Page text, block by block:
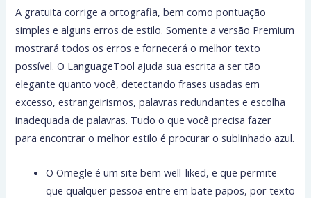
A gratuita corrige a ortografia, bem como pontuação
simples e alguns erros de estilo. Somente a versão Premium
mostrará todos os erros e fornecerá o melhor texto
possível. O LanguageTool ajuda sua escrita a ser tão
elegante quanto você, detectando frases usadas em
excesso, estrangeirismos, palavras redundantes e escolha
inadequada de palavras. Tudo o que você precisa fazer
para encontrar o melhor estilo é procurar o sublinhado azul.
O Omegle é um site bem well-liked, e que permite
que qualquer pessoa entre em bate papos, por texto